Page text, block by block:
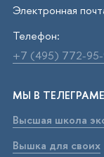
Электронная
Телефон:
+7 (495) 772-
МЫ В ТЕЛЕГРАМЕ
Высшая школа
Вышка для своих